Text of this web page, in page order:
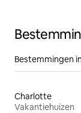
Bestemmingen
Charlotte
Vakantiehuizen